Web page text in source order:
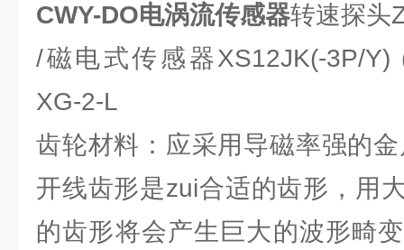
CWY-DO电涡流传感器转速探头
/磁电式传感器XS12JK(-3P/Y)
XG-2-L
齿轮材料：应采用导磁率强的
开线齿形是zui合适的齿形，用
的齿形将会产生巨大的波形畸